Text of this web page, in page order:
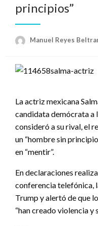
principios”
Manuel Reyes
La actriz mexicana
candidata demócrata a
consideró a su rival, el
un “hombre sin
en “mentir”.
En declaraciones
conferencia telefónica,
Trump y alertó de que
“han creado violencia y